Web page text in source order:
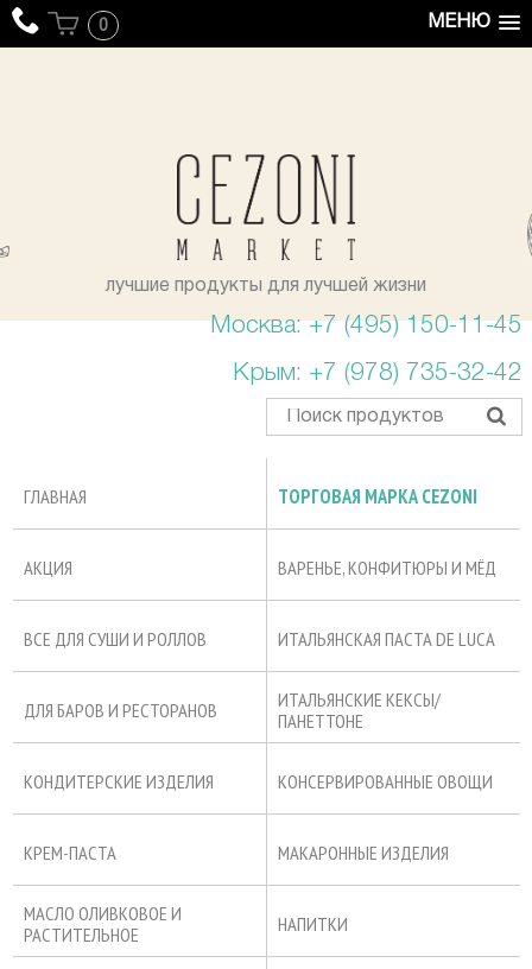
МЕНЮ
0
лучшие продукты для лучшей жизни
Москва: +7 (495) 150-11-45
Крым: +7 (978) 735-32-42
ГЛАВНАЯ ТОРГОВАЯ МАРКА CEZONI
АКЦИЯ ВАРЕНЬЕ, КОНФИТЮРЫ И МЁД
ВСЕ ДЛЯ СУШИ И РОЛЛОВ ИТАЛЬЯНСКАЯ ПАСТА DE LUCA
ДЛЯ БАРОВ И РЕСТОРАНОВ
ИТАЛЬЯНСКИЕ КЕКСЫ/
ПАНЕТТОНЕ
КОНДИТЕРСКИЕ ИЗДЕЛИЯ КОНСЕРВИРОВАННЫЕ ОВОЩИ
КРЕМ-ПАСТА МАКАРОННЫЕ ИЗДЕЛИЯ
МАСЛО ОЛИВКОВОЕ И
РАСТИТЕЛЬНОЕ
НАПИТКИ